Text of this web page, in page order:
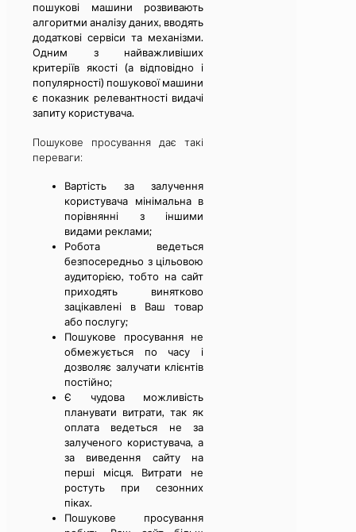
пошукові машини розвивають
алгоритми аналізу даних, вводять
додаткові сервіси та механізми.
Одним з найважливіших
критеріїв якості (а відповідно і
популярності) пошукової машини
є показник релевантності видачі
запиту користувача.
Пошукове просування дає такі
переваги:
Вартість за залучення
користувача мінімальна в
порівнянні з іншими
видами реклами;
Робота ведеться
безпосередньо з цільовою
аудиторією, тобто на сайт
приходять винятково
зацікавлені в Ваш товар
або послугу;
Пошукове просування не
обмежується по часу і
дозволяє залучати клієнтів
постійно;
Є чудова можливість
планувати витрати, так як
оплата ведеться не за
залученого користувача, а
за виведення сайту на
перші місця. Витрати не
ростуть при сезонних
піках.
Пошукове просування